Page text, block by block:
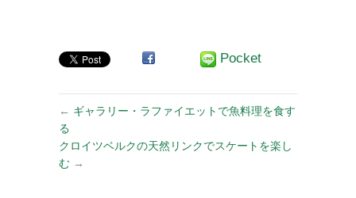
Pocket
← ギャラリー・ラファイエットで魚料理を食す
る
クロイツベルクの天然リンクでスケートを楽し
む →